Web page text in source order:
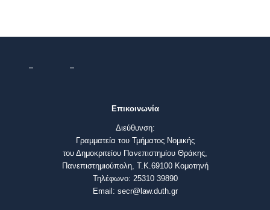
Επικοινωνία
Διεύθυνση:
Γραμματεία του Τμήματος Νομικής
του Δημοκριτείου Πανεπιστημίου Θράκης,
Πανεπιστημιούπολη, Τ.Κ.69100 Κομοτηνή
Τηλέφωνο: 25310 39890
Email: secr@law.duth.gr